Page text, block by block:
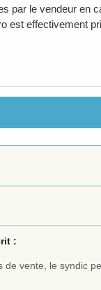
par le vendeur en
est effectivement
:
de vente, le syndic